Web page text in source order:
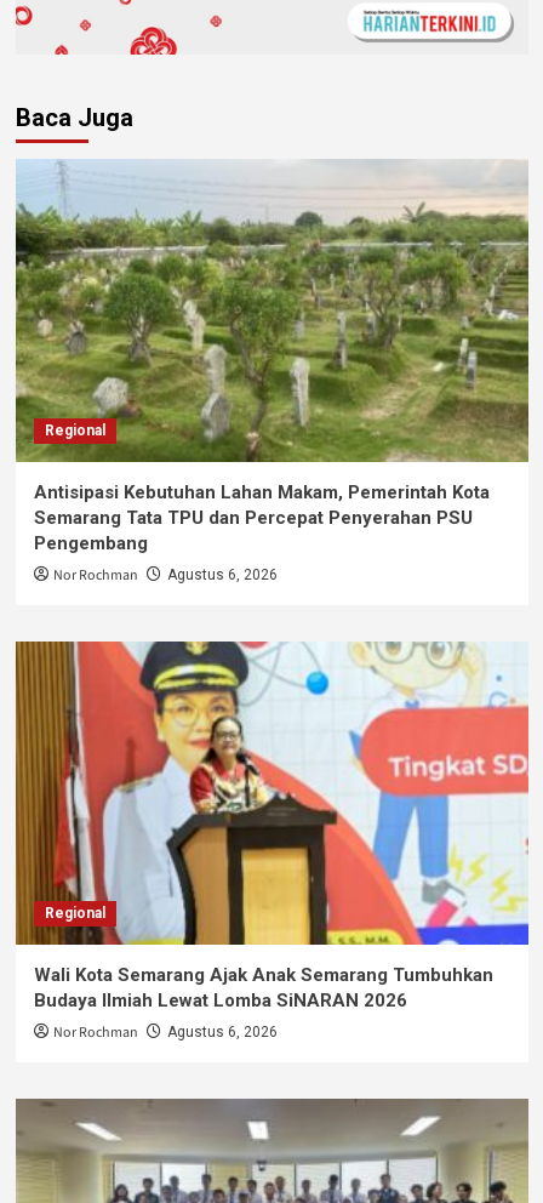
Baca Juga
Regional
Antisipasi Kebutuhan Lahan Makam, Pemerintah Kota
Semarang Tata TPU dan Percepat Penyerahan PSU
Pengembang
Nor Rochman Agustus 6, 2026
Regional
Wali Kota Semarang Ajak Anak Semarang Tumbuhkan
Budaya Ilmiah Lewat Lomba SiNARAN 2026
Nor Rochman Agustus 6, 2026